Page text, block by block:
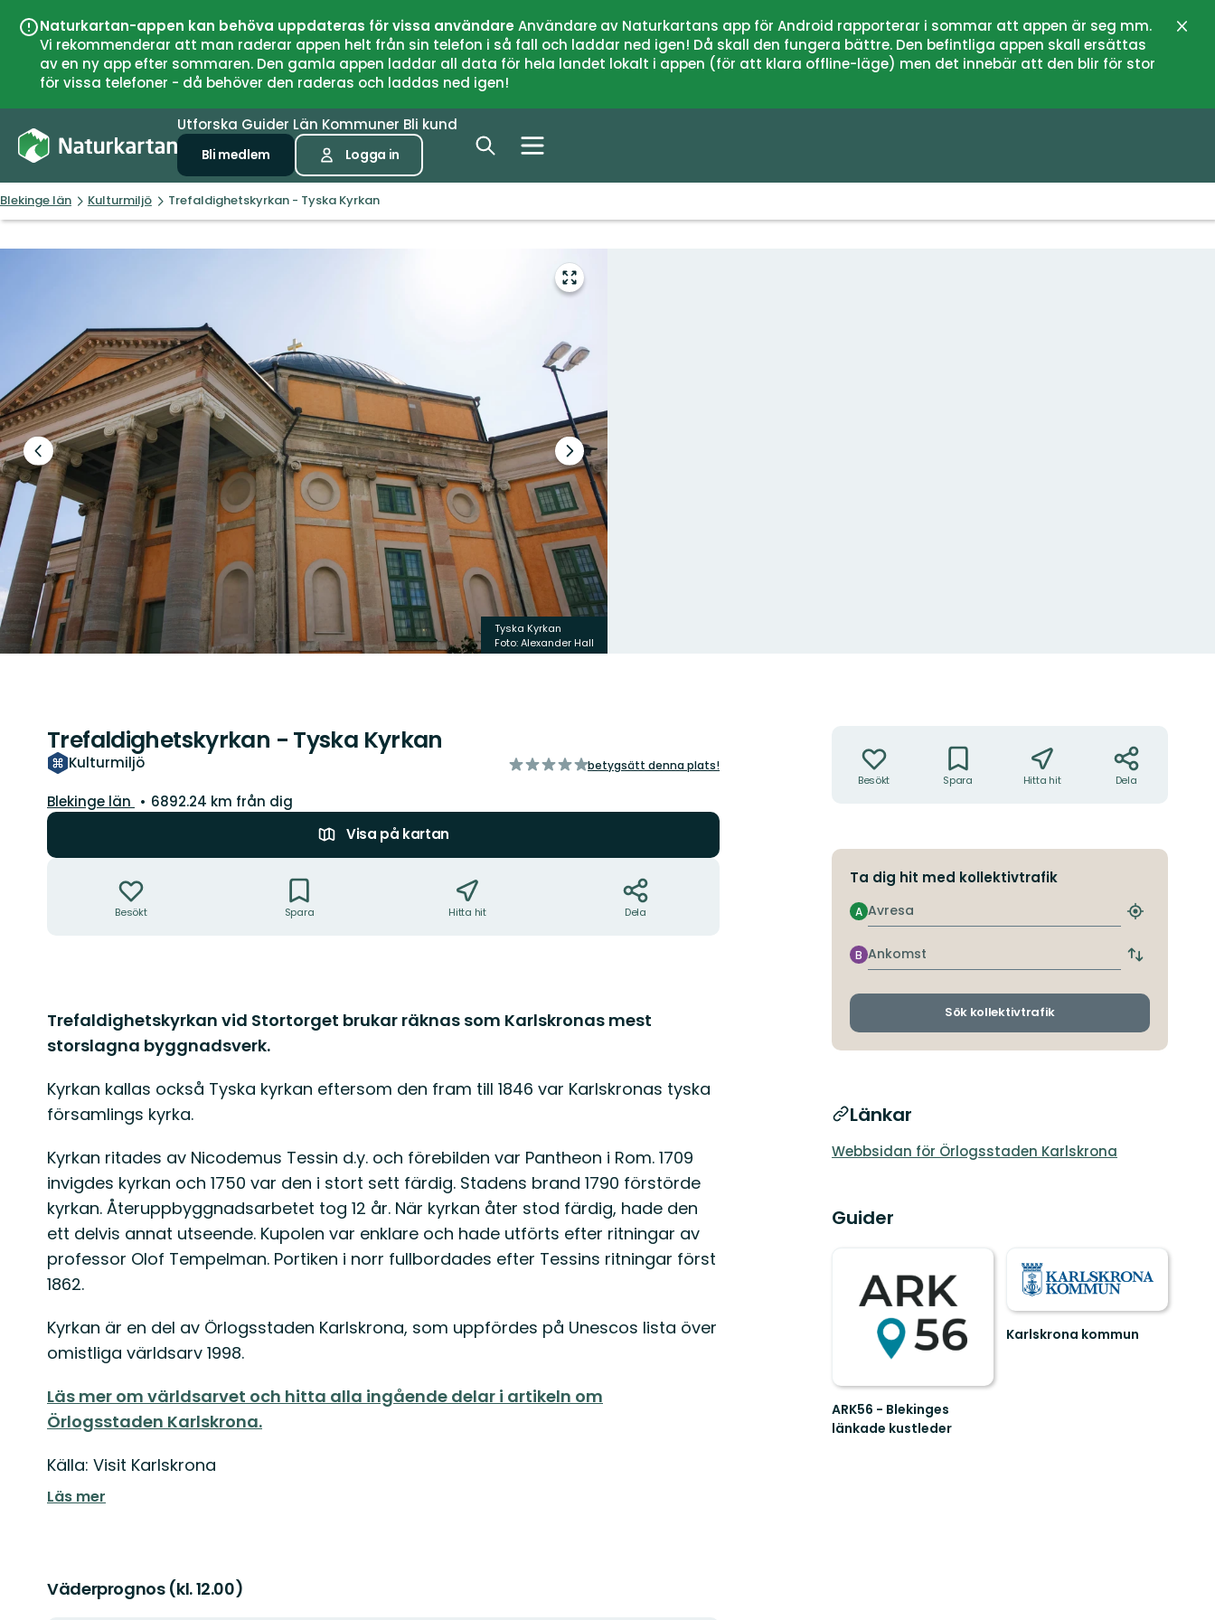
Naturkartan-appen kan behöva uppdateras för vissa användareAnvändare av Naturkartans app för Android rapporterar i sommar att appen är seg mm.
Vi rekommenderar att man raderar appen helt från sin telefon i så fall och laddar ned igen! Då skall den fungera bättre. Den befintliga appen skall ersättas
av en ny app efter sommaren. Den gamla appen laddar all data för hela landet lokalt i appen (för att klara offline-läge) men det innebär att den blir för stor
för vissa telefoner - då behöver den raderas och laddas ned igen!
Utforska Guider Län Kommuner Bli kund
Bli medlem Logga in
Blekinge län Kulturmiljö Trefaldighetskyrkan - Tyska Kyrkan
Gå
till
Föregående
bild
Nästa
bildspel
Tyska Kyrkan
Foto: Alexander Hall
Trefaldighetskyrkan - Tyska Kyrkan
Kulturmiljö
av
betygsätt denna plats!
Län:
Blekinge län
6892.24 km från dig
Visa på kartan
Besökt Spara Hitta hit Dela
Beskrivning
Trefaldighetskyrkan vid Stortorget brukar räknas som Karlskronas mest
storslagna byggnadsverk.
Kyrkan kallas också Tyska kyrkan eftersom den fram till 1846 var Karlskronas tyska
församlings kyrka.
Kyrkan ritades av Nicodemus Tessin d.y. och förebilden var Pantheon i Rom. 1709
invigdes kyrkan och 1750 var den i stort sett färdig. Stadens brand 1790 förstörde
kyrkan. Återuppbyggnadsarbetet tog 12 år. När kyrkan åter stod färdig, hade den
ett delvis annat utseende. Kupolen var enklare och hade utförts efter ritningar av
professor Olof Tempelman. Portiken i norr fullbordades efter Tessins ritningar först
1862.
Kyrkan är en del av Örlogsstaden Karlskrona, som uppfördes på Unescos lista över
omistliga världsarv 1998.
Läs mer om världsarvet och hitta alla ingående delar i artikeln om
Örlogsstaden Karlskrona.
Källa: Visit Karlskrona
Läs mer
Väderprognos (kl. 12.00)
Besökt Spara Hitta hit Dela
Ta dig hit med kollektivtrafik
Avresa
A
Hitta
hållplats
Ankomst
B
Byt
och
Sök kollektivtrafik
Länkar
Webbsidan för Örlogsstaden Karlskrona
Guider
ARK56 - Blekinges
länkade kustleder
Karlskrona kommun